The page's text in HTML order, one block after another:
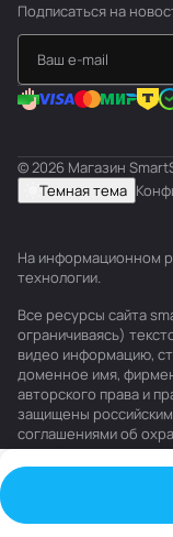
Подписаться на
© 2026 Магазин
Темная тема
На информационном
технологии.
Все ресурсы сайта
ограничиваясь)
видео информацию,
доменное имя,
авторского права и
защищены
соглашениями об